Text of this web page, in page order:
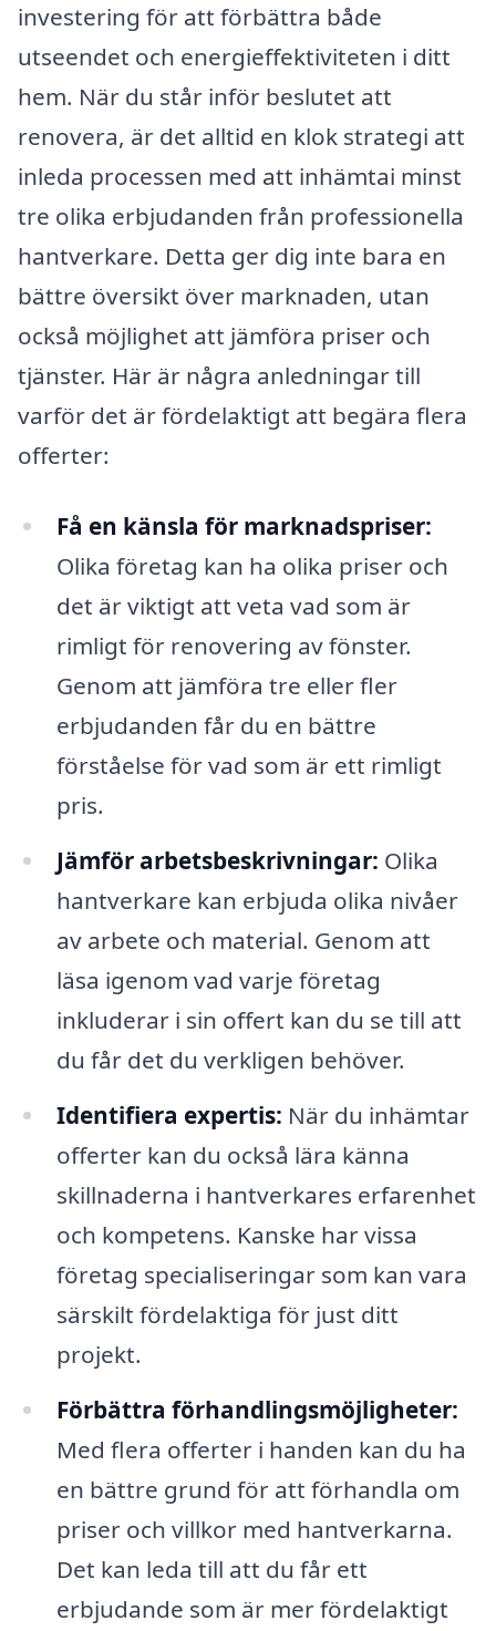
investering för att förbättra både
utseendet och energieffektiviteten i ditt
hem. När du står inför beslutet att
renovera, är det alltid en klok strategi att
inleda processen med att inhämtai minst
tre olika erbjudanden från professionella
hantverkare. Detta ger dig inte bara en
bättre översikt över marknaden, utan
också möjlighet att jämföra priser och
tjänster. Här är några anledningar till
varför det är fördelaktigt att begära flera
offerter:
Få en känsla för marknadspriser:
Olika företag kan ha olika priser och
det är viktigt att veta vad som är
rimligt för renovering av fönster.
Genom att jämföra tre eller fler
erbjudanden får du en bättre
förståelse för vad som är ett rimligt
pris.
Jämför arbetsbeskrivningar: Olika
hantverkare kan erbjuda olika nivåer
av arbete och material. Genom att
läsa igenom vad varje företag
inkluderar i sin offert kan du se till att
du får det du verkligen behöver.
Identifiera expertis: När du inhämtar
offerter kan du också lära känna
skillnaderna i hantverkares erfarenhet
och kompetens. Kanske har vissa
företag specialiseringar som kan vara
särskilt fördelaktiga för just ditt
projekt.
Förbättra förhandlingsmöjligheter:
Med flera offerter i handen kan du ha
en bättre grund för att förhandla om
priser och villkor med hantverkarna.
Det kan leda till att du får ett
erbjudande som är mer fördelaktigt